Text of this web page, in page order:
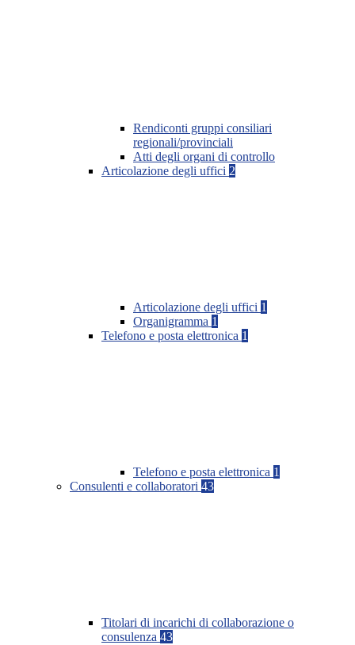
Rendiconti gruppi consiliari
regionali/provinciali
Atti degli organi di controllo
Articolazione degli uffici 2
Articolazione degli uffici 1
Organigramma 1
Telefono e posta elettronica 1
Telefono e posta elettronica 1
Consulenti e collaboratori 43
Titolari di incarichi di collaborazione o
consulenza 43